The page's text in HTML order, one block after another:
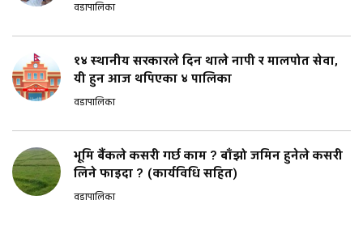
वडापालिका
१४ स्थानीय सरकारले दिन थाले नापी र मालपोत सेवा,
यी हुन आज थपिएका ४ पालिका
वडापालिका
भूमि बैंकले कसरी गर्छ काम ? बाँझो जमिन हुनेले कसरी
लिने फाइदा ? (कार्यविधि सहित)
वडापालिका